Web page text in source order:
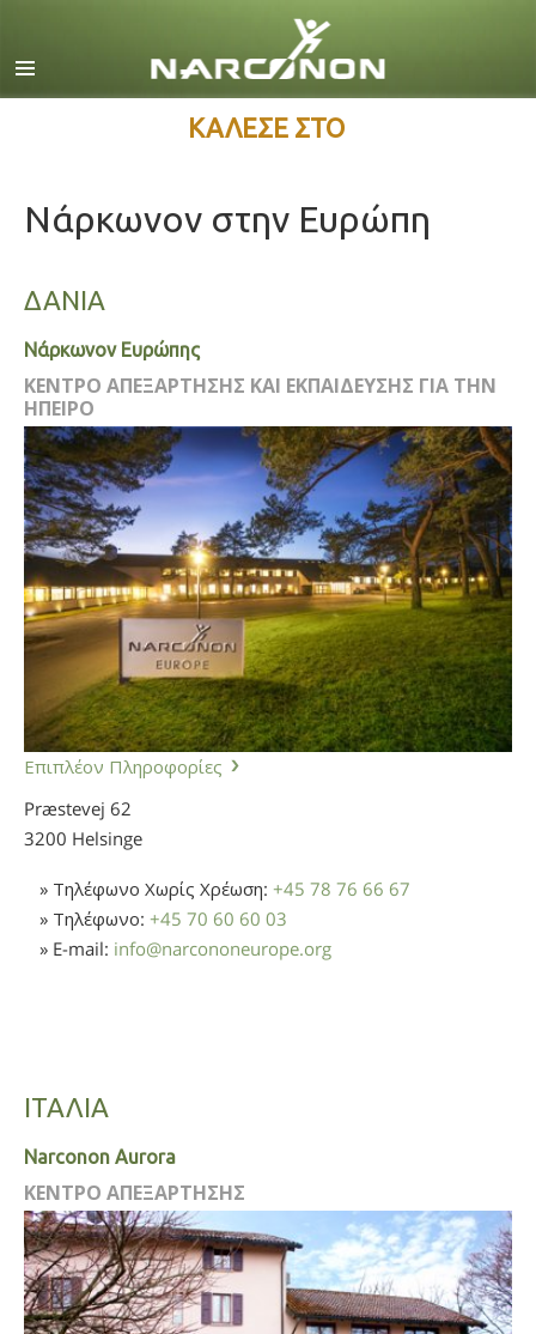
Αγγλικά
Δανέζικα
Ολλανδικά
Ισπανικά
Ιταλικά
日本語 (Ιαπωνικά)
Σερβομακεδονικά
Ολλανδία
Νορβηγικά
Πορτογαλικά
Русский (Ρωσικά)
Σουηδικά
繁體中文 (Κινεζικά)
Κροατικά
ΚΑΛΕΣΕ ΣΤΟ
Νάρκωνον στην Ευρώπη
ΔΑΝΙΑ
Νάρκωνον Ευρώπης
ΚΕΝΤΡΟ ΑΠΕΞΑΡΤΗΣΗΣ ΚΑΙ ΕΚΠΑΙΔΕΥΣΗΣ ΓΙΑ ΤΗΝ
ΗΠΕΙΡΟ
Επιπλέον Πληροφορίες
Præstevej 62
3200 Helsinge
» Τηλέφωνο Χωρίς Χρέωση: +45 78 76 66 67
» Τηλέφωνο: +45 70 60 60 03
» E-mail: info@narcononeurope.org
ΙΤΑΛΙΑ
Narconon Aurora
ΚΕΝΤΡΟ ΑΠΕΞΑΡΤΗΣΗΣ